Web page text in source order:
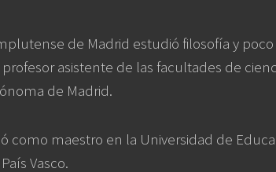
de Madrid estudió filosofía y
asistente de las facultades de
de Madrid.
como maestro en la Universidad de
Vasco.